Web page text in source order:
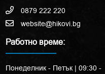
0879 222 220
website@hikovi.bg
Работно време:
Понеделник - Петък | 09:30 -